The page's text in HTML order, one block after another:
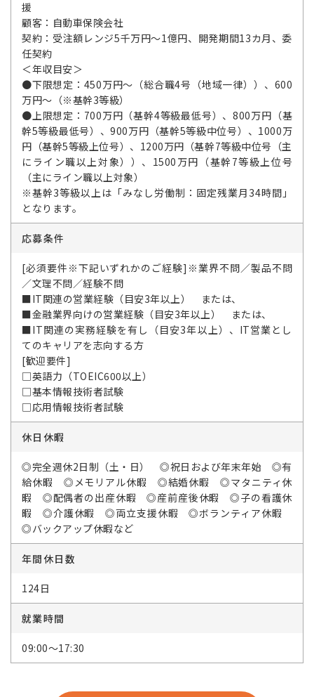
援
顧客：自動車保険会社
契約：受注額レンジ5千万円～1億円、開発期間13カ月、委
任契約
＜年収目安＞
●下限想定：450万円～（総合職4号（地域一律））、600
万円～（※基幹3等級）
●上限想定：700万円（基幹4等級最低号）、800万円（基
幹5等級最低号）、900万円（基幹5等級中位号）、1000万
円（基幹5等級上位号）、1200万円（基幹7等級中位号（主
にライン職以上対象））、1500万円（基幹7等級上位号
（主にライン職以上対象）
※基幹3等級以上は「みなし労働制：固定残業月34時間」
となります。
応募条件
[必須要件※下記いずれかのご経験]※業界不問／製品不問
／文理不問／経験不問
■IT関連の営業経験（目安3年以上） または、
■金融業界向けの営業経験（目安3年以上） または、
■IT関連の実務経験を有し（目安3年以上）、IT営業とし
てのキャリアを志向する方
[歓迎要件]
□英語力（TOEIC600以上）
□基本情報技術者試験
□応用情報技術者試験
休日休暇
◎完全週休2日制（土・日） ◎祝日および年末年始 ◎有
給休暇 ◎メモリアル休暇 ◎結婚休暇 ◎マタニティ休
暇 ◎配偶者の出産休暇 ◎産前産後休暇 ◎子の看護休
暇 ◎介護休暇 ◎両立支援休暇 ◎ボランティア休暇
◎バックアップ休暇など
年間休日数
124日
就業時間
09:00～17:30